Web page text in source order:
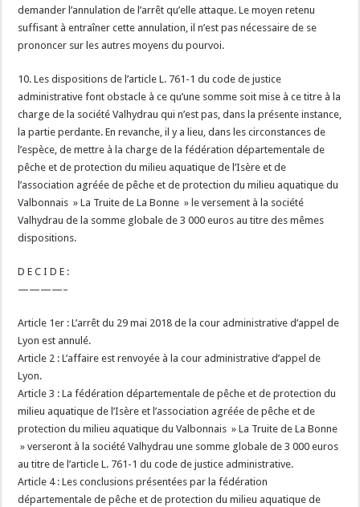
demander l’annulation de l’arrêt qu’elle attaque. Le moyen retenu
suffisant à entraîner cette annulation, il n’est pas nécessaire de se
prononcer sur les autres moyens du pourvoi.
10. Les dispositions de l’article L. 761-1 du code de justice
administrative font obstacle à ce qu’une somme soit mise à ce titre à la
charge de la société Valhydrau qui n’est pas, dans la présente instance,
la partie perdante. En revanche, il y a lieu, dans les circonstances de
l’espèce, de mettre à la charge de la fédération départementale de
pêche et de protection du milieu aquatique de l’Isère et de
l’association agréée de pêche et de protection du milieu aquatique du
Valbonnais » La Truite de La Bonne » le versement à la société
Valhydrau de la somme globale de 3 000 euros au titre des mêmes
dispositions.
D E C I D E :
————–
Article 1er : L’arrêt du 29 mai 2018 de la cour administrative d’appel de
Lyon est annulé.
Article 2 : L’affaire est renvoyée à la cour administrative d’appel de
Lyon.
Article 3 : La fédération départementale de pêche et de protection du
milieu aquatique de l’Isère et l’association agréée de pêche et de
protection du milieu aquatique du Valbonnais » La Truite de La Bonne
» verseront à la société Valhydrau une somme globale de 3 000 euros
au titre de l’article L. 761-1 du code de justice administrative.
Article 4 : Les conclusions présentées par la fédération
départementale de pêche et de protection du milieu aquatique de